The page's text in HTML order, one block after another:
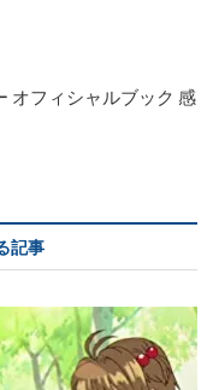
オフィシャルブック 感
記事